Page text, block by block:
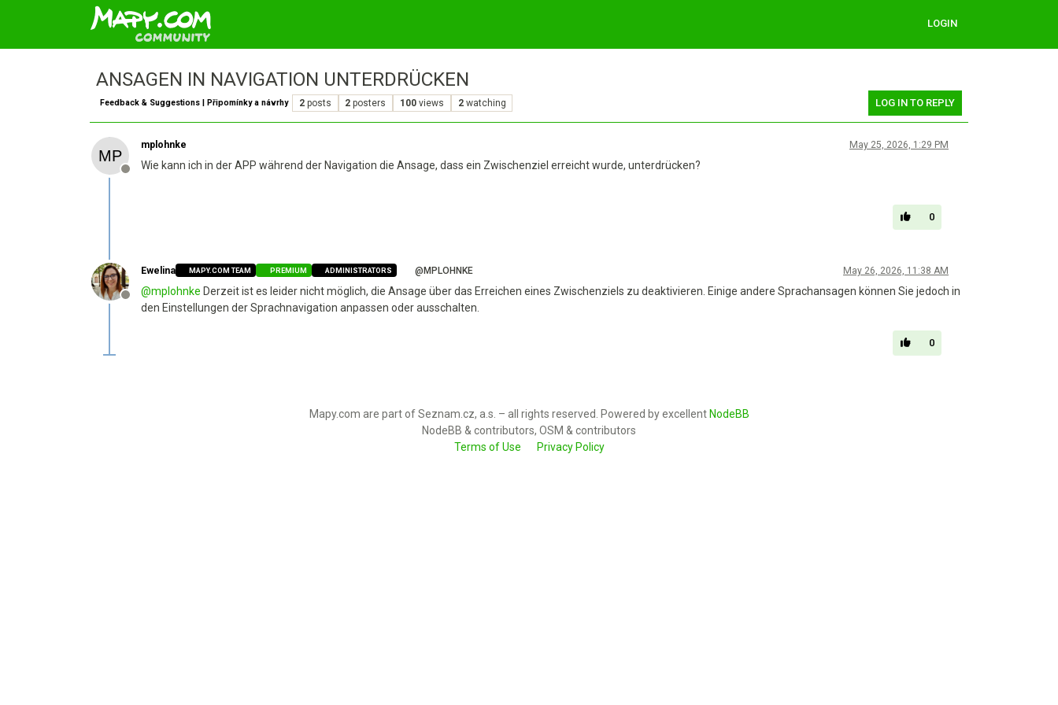
LOGIN
ANSAGEN IN NAVIGATION UNTERDRÜCKEN
Feedback & Suggestions | Připomínky a návrhy 2 posts 2 posters 100 views 2 watching LOG IN TO REPLY
Offline
mplohnke May 25, 2026, 1:29 PM
Wie kann ich in der APP während der Navigation die Ansage, dass ein Zwischenziel erreicht wurde, unterdrücken?
0
Offline
Ewelina MAPY.COM TEAM PREMIUM ADMINISTRATORS @MPLOHNKE May 26, 2026, 11:38 AM
@mplohnke Derzeit ist es leider nicht möglich, die Ansage über das Erreichen eines Zwischenziels zu deaktivieren. Einige andere Sprachansagen können Sie jedoch in
den Einstellungen der Sprachnavigation anpassen oder ausschalten.
0
Mapy.com are part of Seznam.cz, a.s. – all rights reserved. Powered by excellent NodeBB
NodeBB & contributors, OSM & contributors
Terms of Use
Privacy Policy